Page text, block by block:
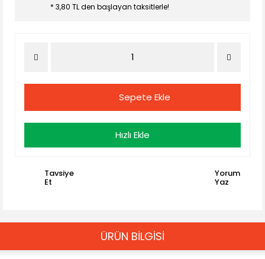
* 3,80 TL den başlayan taksitlerle!
Sepete Ekle
Hızlı Ekle
Tavsiye
Et
Yorum
Yaz
ÜRÜN BİLGİSİ